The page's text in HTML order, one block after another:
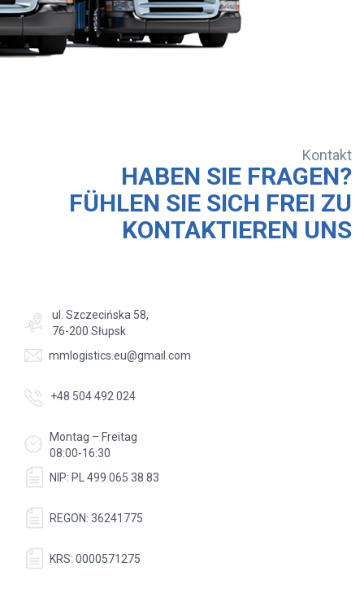
Kontakt
HABEN SIE FRAGEN?
FÜHLEN SIE SICH FREI ZU
KONTAKTIEREN UNS
ul. Szczecińska 58,
76-200 Słupsk
mmlogistics.eu@gmail.com
+48 504 492 024
Montag – Freitag
08:00-16:30
NIP: PL 499 065 38 83
REGON: 36241775
KRS: 0000571275